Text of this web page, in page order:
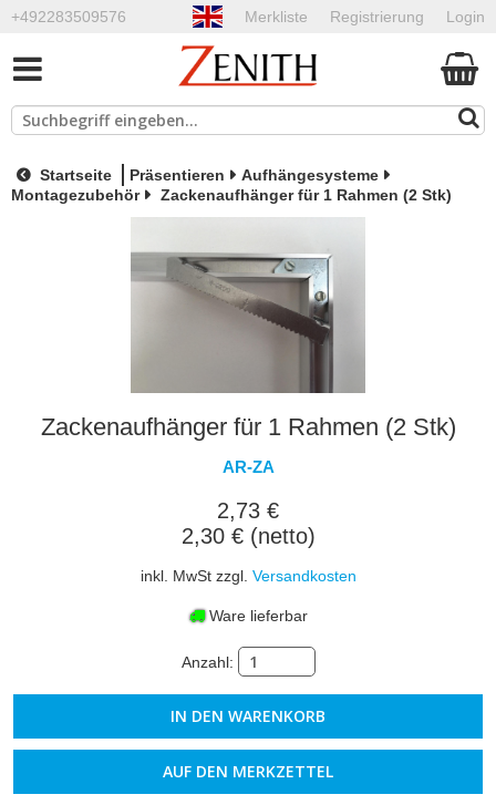
+492283509576 Login
Registrierung
Merkliste
Startseite Präsentieren
Aufhängesysteme
Montagezubehör
Zackenaufhänger für 1 Rahmen (2 Stk)
Zackenaufhänger für 1 Rahmen (2 Stk)
AR-ZA
2,73 €
2,30 € (netto)
inkl. MwSt zzgl. Versandkosten
Ware lieferbar
Anzahl:
AUF DEN MERKZETTEL